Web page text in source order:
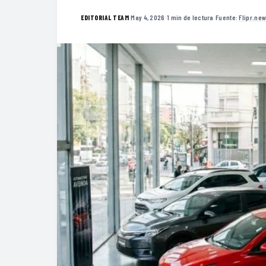
EDITORIAL TEAM·May 4, 2026 ·1 min de lectura ·Fuente: